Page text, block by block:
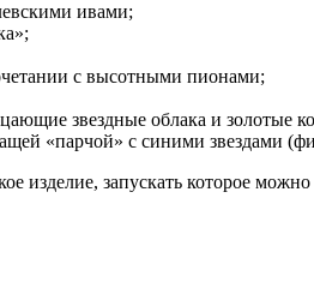
ивами;
с высотными пионами;
звездные облака и золотые
«парчой» с синими звездами
изделие, запускать которое